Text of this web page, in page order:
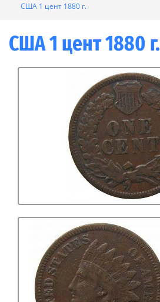
США 1 цент 1880 г.
США 1 цент 1880 г.